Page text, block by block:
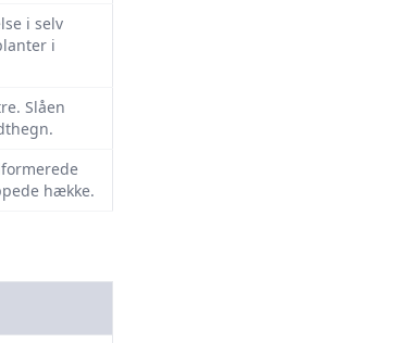
i selv
i
Slåen
hække.